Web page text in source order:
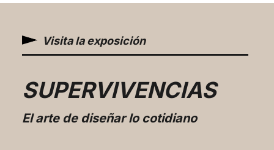
Visita la exposición
SUPERVIVENCIAS
El arte de diseñar lo cotidiano